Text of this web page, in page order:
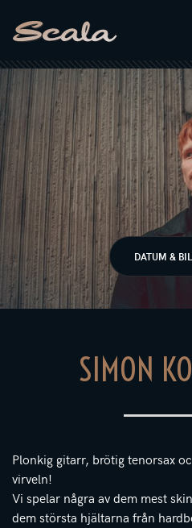
DATUM &
SIMON
Plonkig gitarr, brötig tenorsax
virveln!
Vi spelar några av dem mest
dem största hjältarna från